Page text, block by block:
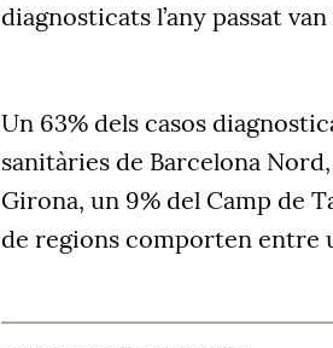
diagnosticats l’any passat
Un 63% dels casos
sanitàries de Barcelona
Girona, un 9% del Camp de
de regions comporten entre